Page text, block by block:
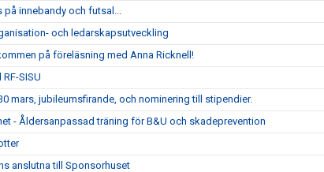
på innebandy och futsal...
och ledarskapsutveckling
på föreläsning med Anna Ricknell!
SISU
mars, jubileumsfirande, och nominering till stipendier.
- Åldersanpassad träning för B&U och skadeprevention
anslutna till Sponsorhuset